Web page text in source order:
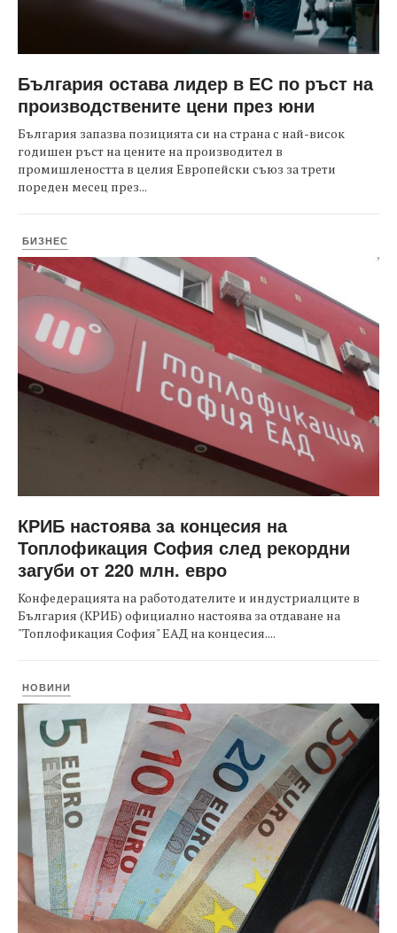
България остава лидер в ЕС по ръст на
производствените цени през юни
България запазва позицията си на страна с най-висок
годишен ръст на цените на производител в
промишлеността в целия Европейски съюз за трети
пореден месец през...
БИЗНЕС
КРИБ настоява за концесия на
Топлофикация София след рекордни
загуби от 220 млн. евро
Конфедерацията на работодателите и индустриалците в
България (КРИБ) официално настоява за отдаване на
"Топлофикация София" ЕАД на концесия....
НОВИНИ